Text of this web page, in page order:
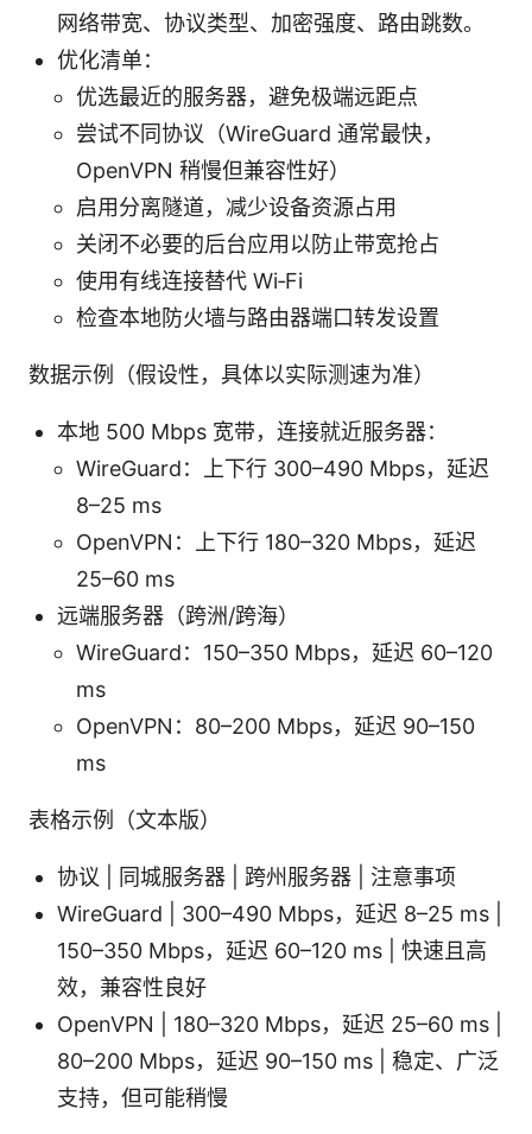
网络带宽、协议类型、加密强度、路由跳数。
优化清单：
优选最近的服务器，避免极端远距点
尝试不同协议（WireGuard 通常最快，
OpenVPN 稍慢但兼容性好）
启用分离隧道，减少设备资源占用
关闭不必要的后台应用以防止带宽抢占
使用有线连接替代 Wi‑Fi
检查本地防火墙与路由器端口转发设置
数据示例（假设性，具体以实际测速为准）
本地 500 Mbps 宽带，连接就近服务器：
WireGuard：上下行 300–490 Mbps，延迟
8–25 ms
OpenVPN：上下行 180–320 Mbps，延迟
25–60 ms
远端服务器（跨洲/跨海）
WireGuard：150–350 Mbps，延迟 60–120
ms
OpenVPN：80–200 Mbps，延迟 90–150
ms
表格示例（文本版）
协议 | 同城服务器 | 跨州服务器 | 注意事项
WireGuard | 300–490 Mbps，延迟 8–25 ms |
150–350 Mbps，延迟 60–120 ms | 快速且高
效，兼容性良好
OpenVPN | 180–320 Mbps，延迟 25–60 ms |
80–200 Mbps，延迟 90–150 ms | 稳定、广泛
支持，但可能稍慢